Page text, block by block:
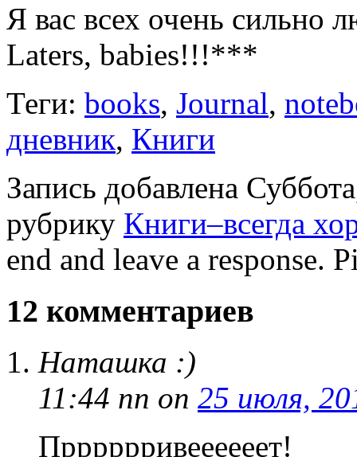
Я вас всех очень
Laters, babies!!!***
Теги: books, Journal,
дневник, Книги
Запись добавлена
рубрику Книги–всегда
end and leave a response.
12 комментариев
Наташка :)
11:44 пп on 25 июля,
Прррррривеееееет!